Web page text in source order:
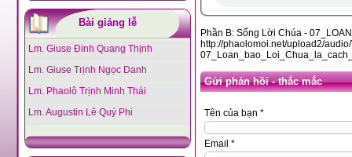
Bài giảng lễ
Lm. Giuse Đinh Quang Thịnh
Lm. Giuse Trịnh Ngọc Danh
Lm. Phaolô Trịnh Minh Thái
Lm. Augustin Lê Quý Phi
Phần B: Sống Lời Chúa -
http://phaolomoi.net/upload2/
Gửi phản hồi - thắc mắc
Tên của bạn *
Email *